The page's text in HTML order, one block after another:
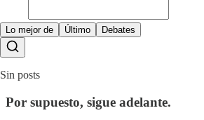
Lo mejor de Último Debates
Sin posts
Por supuesto, sigue adelante.